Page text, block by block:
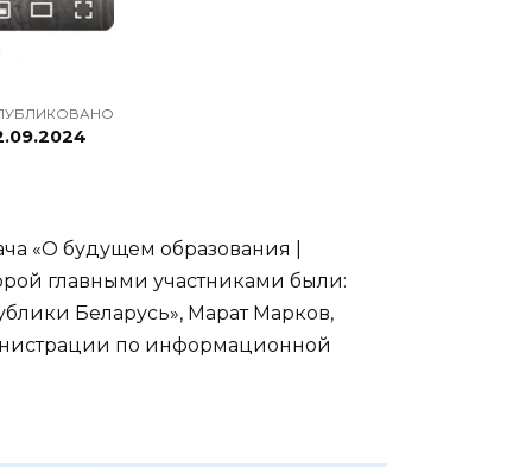
«О будущем образования |
главными участниками были:
Беларусь», Марат Марков,
по информационной